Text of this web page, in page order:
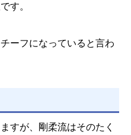
す。
ーフになっていると言わ
すが、剛柔流はそのたく